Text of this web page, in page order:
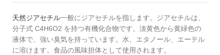
天然ジアセチル一般にジアセチルを指します。ジアセチルは、
分子式 C4H6O2 を持つ有機化合物です。淡黄色から黄緑色の
液体で、強い臭気を持っています。水、エタノール、エーテル
に溶けます。食品の風味担体として使用されます。